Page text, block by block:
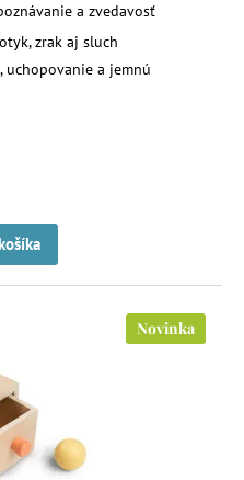
a zvedavosť
zrak aj sluch
uchopovanie a jemnú
Novinka